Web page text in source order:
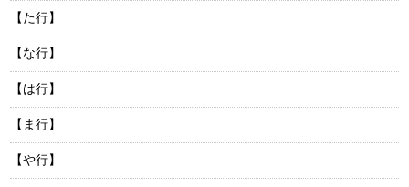
【た行】
【な行】
【は行】
【ま行】
【や行】